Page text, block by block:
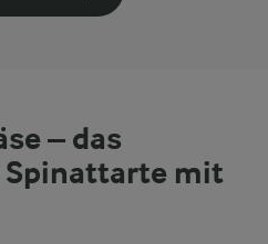
– das
Spinattarte mit